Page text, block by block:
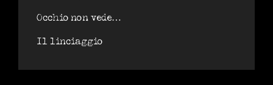
Occhio non vede…
Il linciaggio